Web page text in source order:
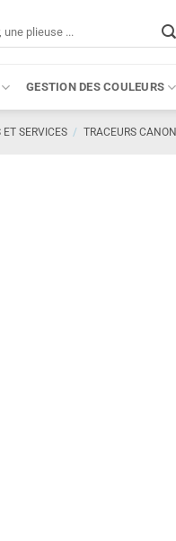
GESTION DES COULEURS
ET SERVICES / TRACEURS CANON